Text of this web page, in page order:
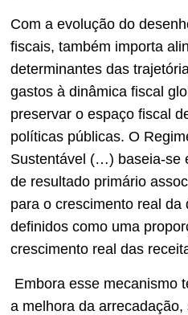
Com a evolução do
fiscais, também importa
determinantes das
gastos à dinâmica fiscal
preservar o espaço fiscal
políticas públicas. O
Sustentável (…) baseia-se
de resultado primário
para o crescimento real da
definidos como uma
crescimento real das
Embora esse mecanismo
a melhora da arrecadação,